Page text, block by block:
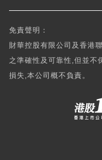
免責聲明：
財華控股有限公司及香港
之準確性及可靠性,但並不
損失,本公司概不負責。